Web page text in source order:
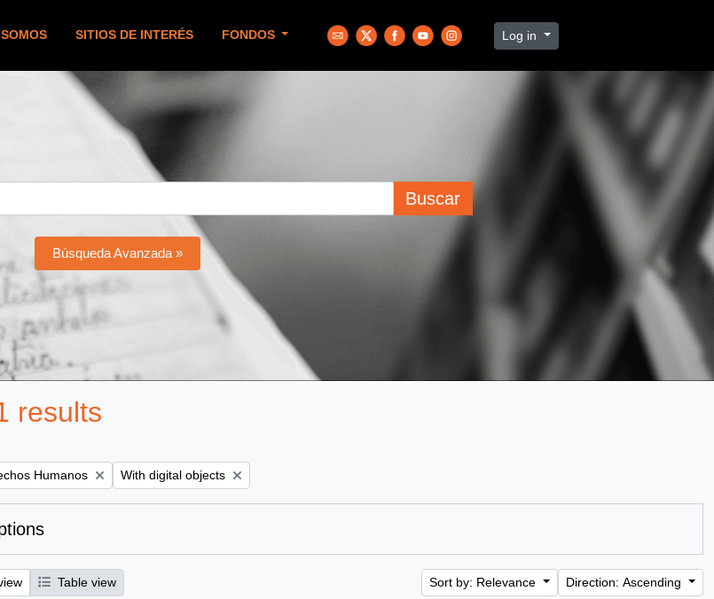
SITIOS DE INTERÉS FONDOS Log in
Buscar
Búsqueda Avanzada »
results
filter:
Humanos Remove filter:
With digital objects
Table view Sort by: Relevance Direction: Ascending